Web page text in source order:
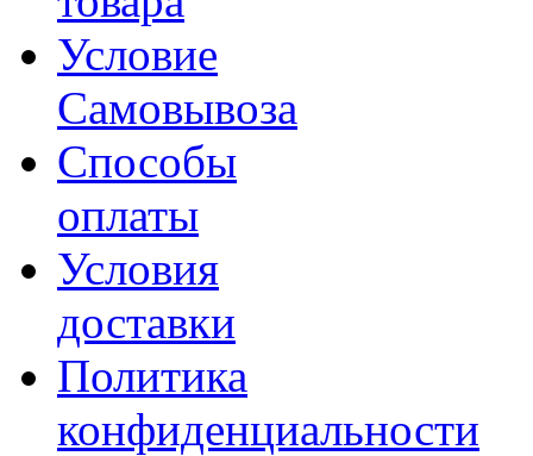
Условие
Самовывоза
Способы
оплаты
Условия
доставки
Политика
конфиденциальности